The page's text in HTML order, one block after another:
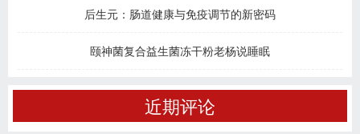
后生元：肠道健康与免疫调节的新密码
颐神菌复合益生菌冻干粉老杨说睡眠
近期评论